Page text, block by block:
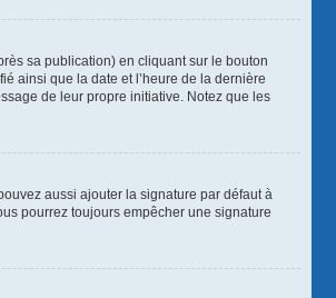
sa publication) en cliquant sur le bouton
ainsi que la date et l’heure de la dernière
de leur propre initiative. Notez que les
aussi ajouter la signature par défaut à
pourrez toujours empêcher une signature